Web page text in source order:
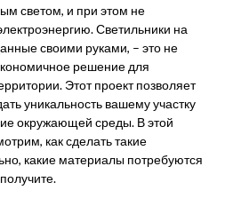
светом, и при этом не
Светильники на
своими руками, – это не
решение для
Этот проект позволяет
уникальность вашему участку
окружающей среды. В этой
как сделать такие
какие материалы потребуются